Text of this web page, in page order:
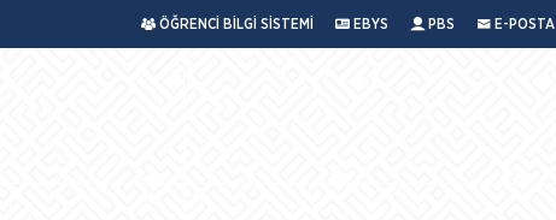
ÖĞRENCİ BİLGİ SİSTEMİ EBYS PBS E-POSTA